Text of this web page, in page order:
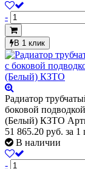
-
В 1 клик
Радиатор
боковой
(Белый) КЗТО
51 865.20 руб. за 1
В наличии
-